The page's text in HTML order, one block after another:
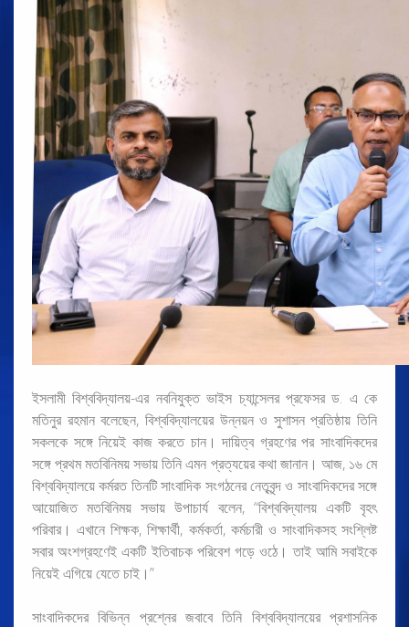
ইসলামী বিশ্ববিদ্যালয়-এর নবনিযুক্ত ভাইস চ্যান্সেলর প্রফেসর ড. এ কে
মতিনুর রহমান বলেছেন, বিশ্ববিদ্যালয়ের উন্নয়ন ও সুশাসন প্রতিষ্ঠায় তিনি
সকলকে সঙ্গে নিয়েই কাজ করতে চান। দায়িত্ব গ্রহণের পর সাংবাদিকদের
সঙ্গে প্রথম মতবিনিময় সভায় তিনি এমন প্রত্যয়ের কথা জানান। আজ, ১৬ মে
বিশ্ববিদ্যালয়ে কর্মরত তিনটি সাংবাদিক সংগঠনের নেতৃবৃন্দ ও সাংবাদিকদের সঙ্গে
আয়োজিত মতবিনিময় সভায় উপাচার্য বলেন, “বিশ্ববিদ্যালয় একটি বৃহৎ
পরিবার। এখানে শিক্ষক, শিক্ষার্থী, কর্মকর্তা, কর্মচারী ও সাংবাদিকসহ সংশ্লিষ্ট
সবার অংশগ্রহণেই একটি ইতিবাচক পরিবেশ গড়ে ওঠে। তাই আমি সবাইকে
নিয়েই এগিয়ে যেতে চাই।”
সাংবাদিকদের বিভিন্ন প্রশ্নের জবাবে তিনি বিশ্ববিদ্যালয়ের প্রশাসনিক